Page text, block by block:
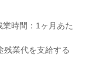
時間：1ヶ月あた
残業代を支給する